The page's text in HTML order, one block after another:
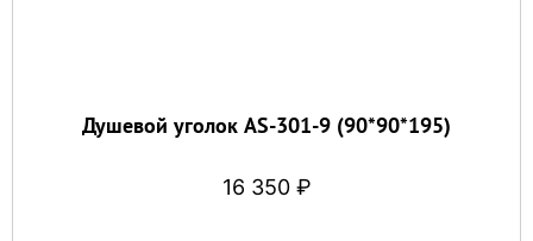
Душевой уголок AS-301-9 (90*90*195)
16 350 ₽